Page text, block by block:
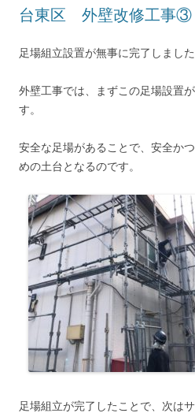
台東区 外壁改修工事③
足場組立設置が無事に完了しました
外壁工事では、まずこの足場設置
す。
安全な足場があることで、安全か
めの土台となるのです。
足場組立が完了したことで、次は